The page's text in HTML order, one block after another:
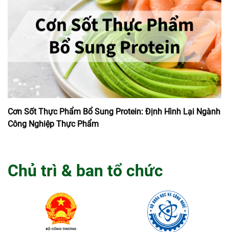
Cơn Sốt Thực Phẩm Bổ Sung Protein: Định Hình Lại Ngành
Công Nghiệp Thực Phẩm
Chủ trì & ban tổ chức